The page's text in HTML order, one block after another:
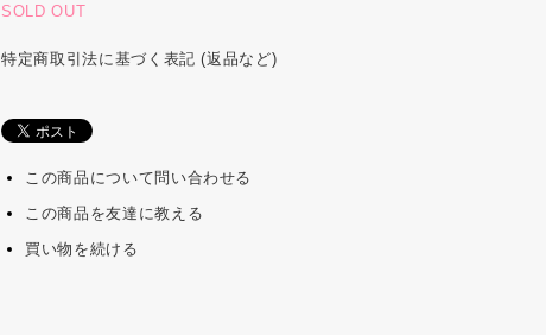
SOLD OUT
特定商取引法に基づく表記 (返品など)
この商品について問い合わせる
この商品を友達に教える
買い物を続ける